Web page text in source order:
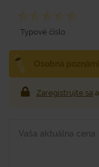
Typové číslo
Zaregistrujte sa
Vaša aktuálna cena